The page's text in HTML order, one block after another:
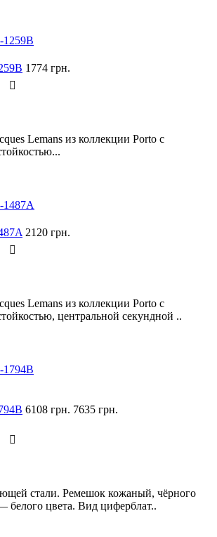
1774 грн.
Lemans из коллекции Porto с
2120 грн.
Lemans из коллекции Porto с
центральной секундной ..
6108 грн. 7635 грн.
стали. Ремешок кожаный, чёрного
белого цвета. Вид циферблат..